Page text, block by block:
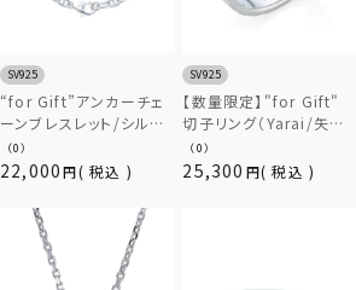
SV925
“for Gift”アンカーチェ
ーンブレスレット/シルバ
ー925
22,000 税込
（0）
SV925
【数量限定】"for Gift"
切子リング（Yarai/矢
来）/シルバー925
25,300 税込
（0）